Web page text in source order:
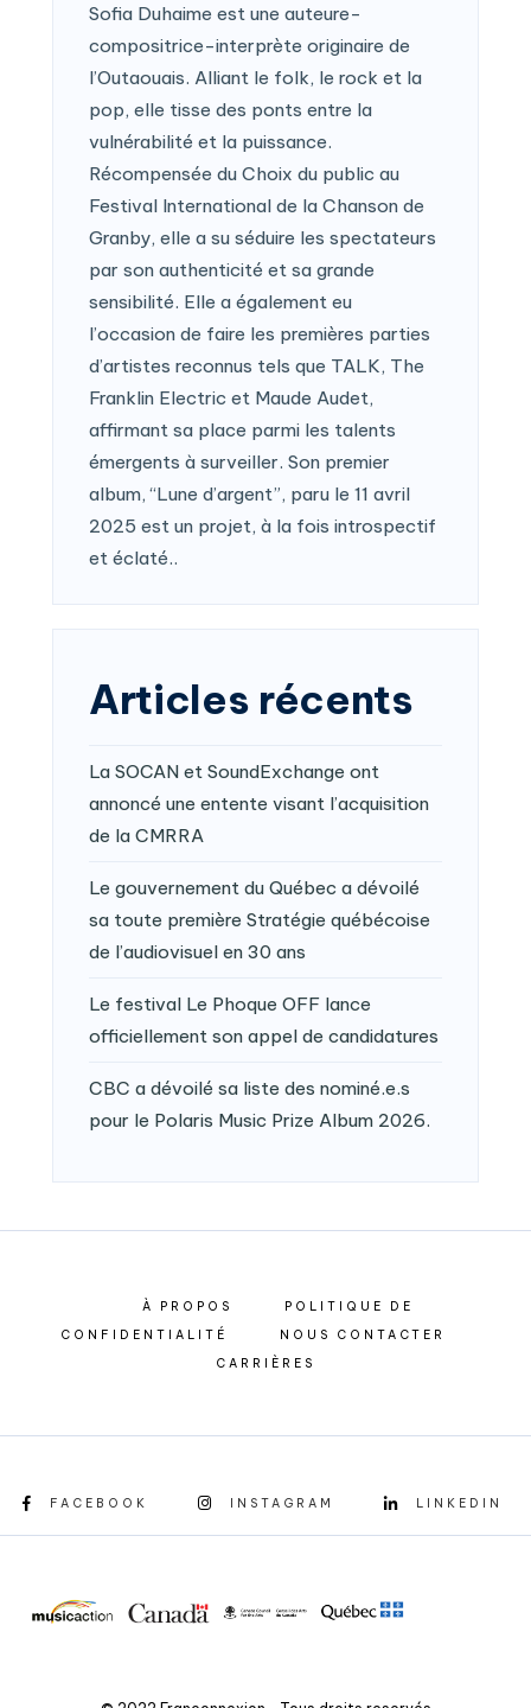
Sofia Duhaime est une auteure-
compositrice-interprète originaire de
l’Outaouais. Alliant le folk, le rock et la
pop, elle tisse des ponts entre la
vulnérabilité et la puissance.
Récompensée du Choix du public au
Festival International de la Chanson de
Granby, elle a su séduire les spectateurs
par son authenticité et sa grande
sensibilité. Elle a également eu
l’occasion de faire les premières parties
d’artistes reconnus tels que TALK, The
Franklin Electric et Maude Audet,
affirmant sa place parmi les talents
émergents à surveiller. Son premier
album, “Lune d’argent”, paru le 11 avril
2025 est un projet, à la fois introspectif
et éclaté..
Articles récents
La SOCAN et SoundExchange ont
annoncé une entente visant l’acquisition
de la CMRRA
Le gouvernement du Québec a dévoilé
sa toute première Stratégie québécoise
de l’audiovisuel en 30 ans
Le festival Le Phoque OFF lance
officiellement son appel de candidatures
CBC a dévoilé sa liste des nominé.e.s
pour le Polaris Music Prize Album 2026.
À PROPOS
POLITIQUE DE
CONFIDENTIALITÉ
NOUS CONTACTER
CARRIÈRES
FACEBOOK INSTAGRAM LINKEDIN